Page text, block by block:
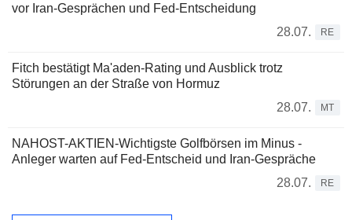
vor Iran-Gesprächen und Fed-Entscheidung
28.07.
RE
Fitch bestätigt Ma'aden-Rating und Ausblick trotz
Störungen an der Straße von Hormuz
28.07.
MT
NAHOST-AKTIEN-Wichtigste Golfbörsen im Minus -
Anleger warten auf Fed-Entscheid und Iran-Gespräche
28.07.
RE